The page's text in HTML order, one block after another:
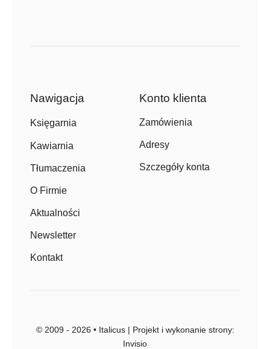
Nawigacja
Księgarnia
Kawiarnia
Tłumaczenia
O Firmie
Aktualności
Newsletter
Kontakt
Konto klienta
Zamówienia
Adresy
Szczegóły konta
© 2009 - 2026 • Italicus | Projekt i wykonanie strony:
Invisio